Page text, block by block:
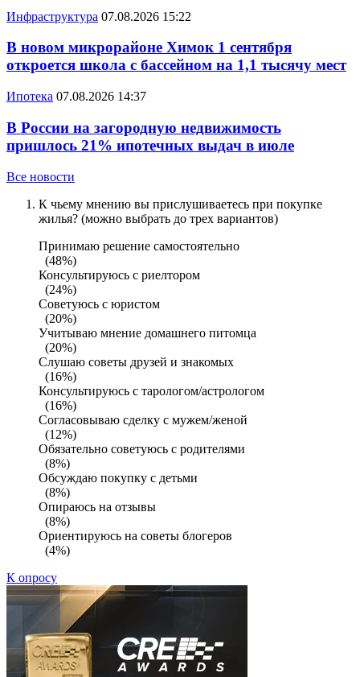
Инфраструктура 07.08.2026 15:22
В новом микрорайоне Химок 1 сентября
откроется школа с бассейном на 1,1 тысячу мест
Ипотека 07.08.2026 14:37
В России на загородную недвижимость
пришлось 21% ипотечных выдач в июле
Все новости
К чьему мнению вы прислушиваетесь при покупке
жилья? (можно выбрать до трех вариантов)
Принимаю решение самостоятельно
(48%)
Консультируюсь с риелтором
(24%)
Советуюсь с юристом
(20%)
Учитываю мнение домашнего питомца
(20%)
Слушаю советы друзей и знакомых
(16%)
Консультируюсь с тарологом/астрологом
(16%)
Согласовываю сделку с мужем/женой
(12%)
Обязательно советуюсь с родителями
(8%)
Обсуждаю покупку с детьми
(8%)
Опираюсь на отзывы
(8%)
Ориентируюсь на советы блогеров
(4%)
К опросу